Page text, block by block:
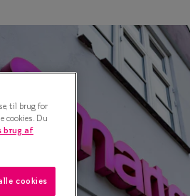
Oscar Jacobson
Taberg by Smarteyes
Smarteyes Core
Stilguide
til brug for
cookies. Du
brug af
cookies